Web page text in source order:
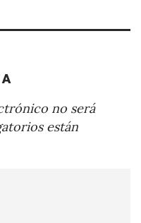
no será
están